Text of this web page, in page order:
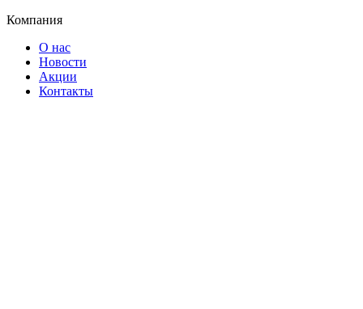
Компания
О нас
Новости
Акции
Контакты